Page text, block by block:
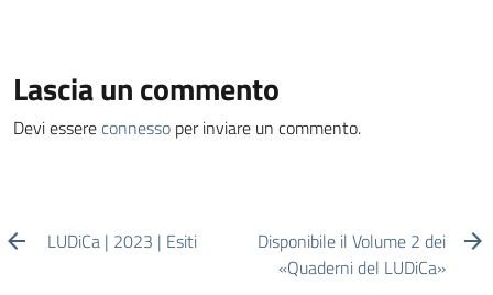
Lascia un commento
Devi essere connesso per inviare un commento.
LUDiCa | 2023 | Esiti
Disponibile il Volume 2 dei
«Quaderni del LUDiCa»